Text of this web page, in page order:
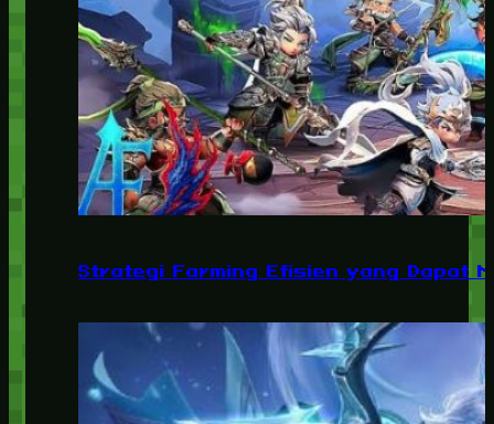
Strategi Farming Efisien yang Dapat